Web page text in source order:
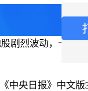
剧烈波动，一酒
央日报》中文版